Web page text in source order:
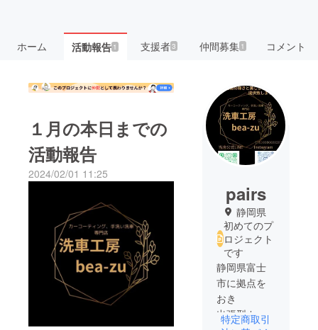
ホーム 活動報告1 支援者3 仲間募集 1 コメント
１月の本日までの
活動報告
2024/02/01 11:25
pairs
静岡県
初めてのプ
ロジェクト
です
静岡県富士
市に拠点を
おき
出張型カー
特定商取引